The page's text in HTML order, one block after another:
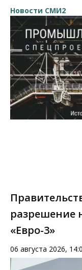
Новости СМИ2
разрешение
«Евро-3»
06 августа 2026,